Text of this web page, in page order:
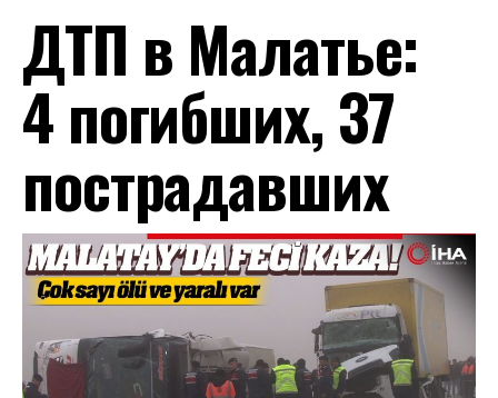
ДТП в Малатье:
4 погибших, 37
пострадавших